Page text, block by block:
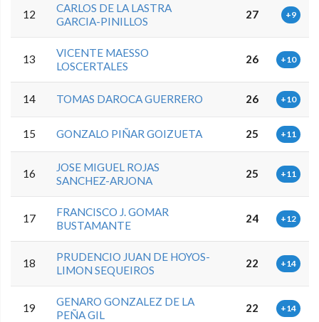
12
CARLOS DE LA LASTRA
GARCIA-PINILLOS
27 +9
13
VICENTE MAESSO
LOSCERTALES
26 +10
14 TOMAS DAROCA GUERRERO 26 +10
15 GONZALO PIÑAR GOIZUETA 25 +11
16
JOSE MIGUEL ROJAS
SANCHEZ-ARJONA
25 +11
17
FRANCISCO J. GOMAR
BUSTAMANTE
24 +12
18
PRUDENCIO JUAN DE HOYOS-
LIMON SEQUEIROS
22 +14
19
GENARO GONZALEZ DE LA
PEÑA GIL
22 +14